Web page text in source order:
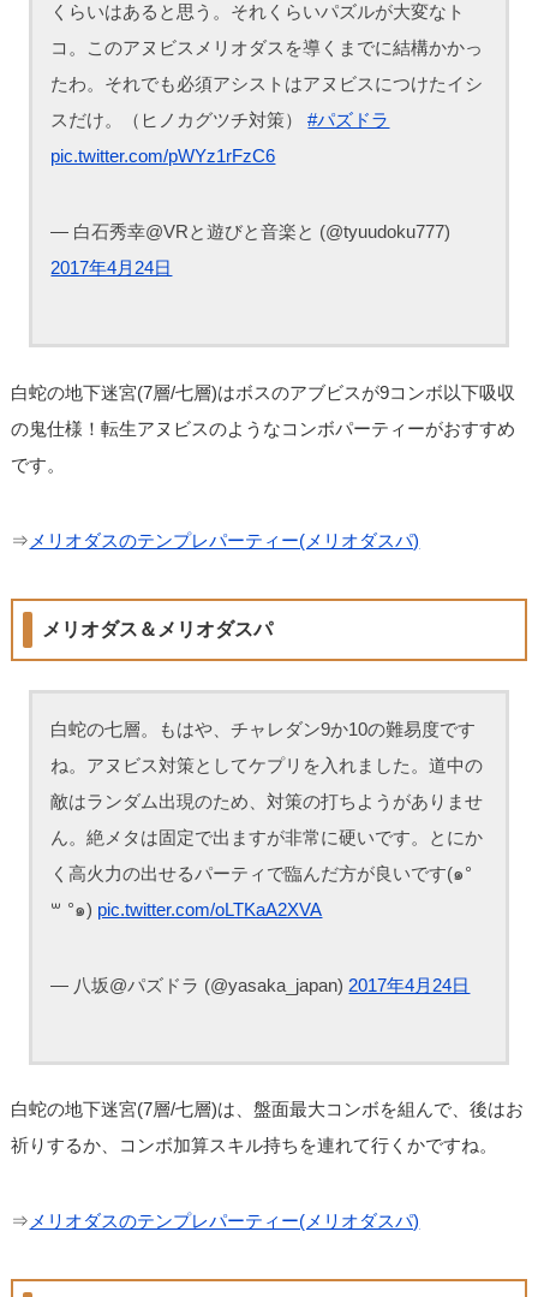
くらいはあると思う。それくらいパズルが大変なト
コ。このアヌビスメリオダスを導くまでに結構かかっ
たわ。それでも必須アシストはアヌビスにつけたイシ
スだけ。（ヒノカグツチ対策）#パズドラ
pic.twitter.com/pWYz1rFzC6
— 白石秀幸@VRと遊びと音楽と (@tyuudoku777)
2017年4月24日
白蛇の地下迷宮(7層/七層)はボスのアブビスが9コンボ以下吸収
の鬼仕様！転生アヌビスのようなコンボパーティーがおすすめ
です。
⇒ メリオダスのテンプレパーティー(メリオダスパ)
メリオダス＆メリオダスパ
白蛇の七層。もはや、チャレダン9か10の難易度です
ね。アヌビス対策としてケプリを入れました。道中の
敵はランダム出現のため、対策の打ちようがありませ
ん。絶メタは固定で出ますが非常に硬いです。とにか
く高火力の出せるパーティで臨んだ方が良いです(๑°
꒳ °๑) pic.twitter.com/oLTKaA2XVA
— 八坂@パズドラ (@yasaka_japan) 2017年4月24日
白蛇の地下迷宮(7層/七層)は、盤面最大コンボを組んで、後はお
祈りするか、コンボ加算スキル持ちを連れて行くかですね。
⇒ メリオダスのテンプレパーティー(メリオダスパ)